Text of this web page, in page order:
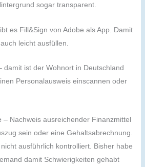
sogar transparent.
es Fill&Sign von Adobe als App. Damit
leicht ausfüllen.
damit ist der Wohnort in Deutschland
Personalausweis einscannen oder
– Nachweis ausreichender Finanzmittel
sein oder eine Gehaltsabrechnung.
ausführlich kontrolliert. Bisher habe
damit Schwierigkeiten gehabt